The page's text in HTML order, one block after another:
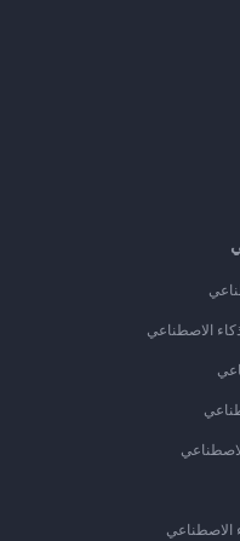
الاصطناعي
الاصطناعي